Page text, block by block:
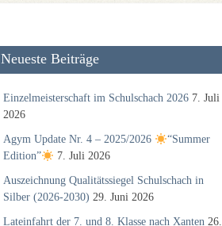
Neueste Beiträge
Einzelmeisterschaft im Schulschach 2026 7. Juli
2026
Agym Update Nr. 4 – 2025/2026
“Summer
Edition”
7. Juli 2026
Auszeichnung Qualitätssiegel Schulschach in
Silber (2026-2030) 29. Juni 2026
Lateinfahrt der 7. und 8. Klasse nach Xanten 26.